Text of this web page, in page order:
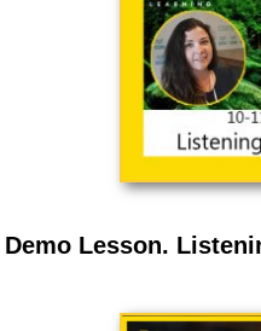
Demo Lesson.